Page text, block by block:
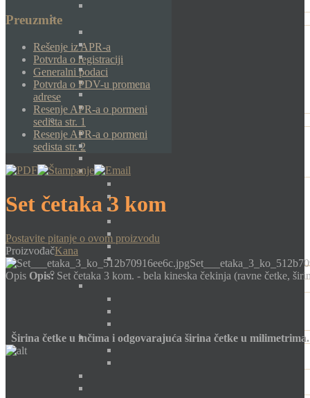
Preuzmite
Rešenje iz APR-a
Potvrda o registraciji
Generalni podaci
Potvrda o PDV-u promena
adrese
Resenje APR-a o pormeni
sedista str. 1
Resenje APR-a o pormeni
sedista str. 2
Set četaka 3 kom
Postavite pitanje o ovom proizvodu
ProizvođačKana
Opis Opis: Set četaka 3 kom. - bela kineska čekinja (ravne četke,
Širina četke u inčima i odgovarajuća širina četke u milimetrima.